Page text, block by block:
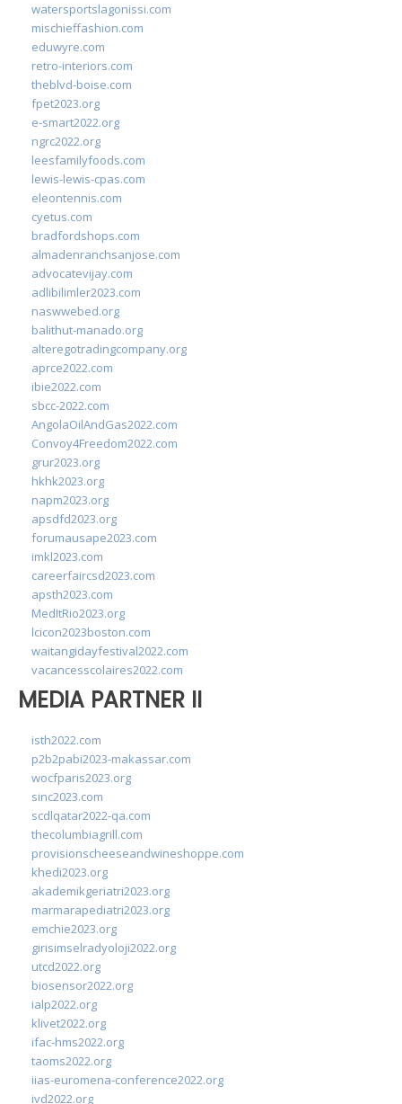
watersportslagonissi.com
mischieffashion.com
eduwyre.com
retro-interiors.com
theblvd-boise.com
fpet2023.org
e-smart2022.org
ngrc2022.org
leesfamilyfoods.com
lewis-lewis-cpas.com
eleontennis.com
cyetus.com
bradfordshops.com
almadenranchsanjose.com
advocatevijay.com
adlibilimler2023.com
naswwebed.org
balithut-manado.org
alteregotradingcompany.org
aprce2022.com
ibie2022.com
sbcc-2022.com
AngolaOilAndGas2022.com
Convoy4Freedom2022.com
grur2023.org
hkhk2023.org
napm2023.org
apsdfd2023.org
forumausape2023.com
imkl2023.com
careerfaircsd2023.com
apsth2023.com
MedItRio2023.org
lcicon2023boston.com
waitangidayfestival2022.com
vacancesscolaires2022.com
MEDIA PARTNER II
isth2022.com
p2b2pabi2023-makassar.com
wocfparis2023.org
sinc2023.com
scdlqatar2022-qa.com
thecolumbiagrill.com
provisionscheeseandwineshoppe.com
khedi2023.org
akademikgeriatri2023.org
marmarapediatri2023.org
emchie2023.org
girisimselradyoloji2022.org
utcd2022.org
biosensor2022.org
ialp2022.org
klivet2022.org
ifac-hms2022.org
taoms2022.org
iias-euromena-conference2022.org
ivd2022.org